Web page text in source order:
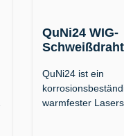
QuNi24 WIG-
Schweißdraht
N06625)
QuNi24 ist ein
warmfester